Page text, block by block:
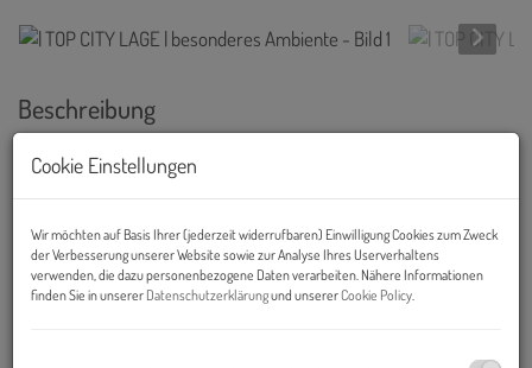
Beschreibung
Objekt und Lage:
Burgtheater, in der stilvolles Arbeiten in einem wunderschönen
Ambiente möglich ist.
Das Objekt befindet sich in einer begehrten Lage des 1. Bezirks
Cookie Einstellungen
Wir möchten auf Basis Ihrer (jederzeit widerrufbaren) Einwilligung Cookies zum Zweck
der Verbesserung unserer Website sowie zur Analyse Ihres Userverhaltens
verwenden, die dazu personenbezogene Daten verarbeiten. Nähere Informationen
finden Sie in unserer Datenschutzerklärungund unsererCookie Policy.